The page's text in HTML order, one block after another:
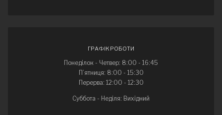
ГРАФІК РОБОТИ
Понеділок - Четвер: 8:00 - 16:45
П’ятниця: 8:00 - 15:30
Перерва: 12:00 - 12:30
Суббота - Неділя: Вихідний